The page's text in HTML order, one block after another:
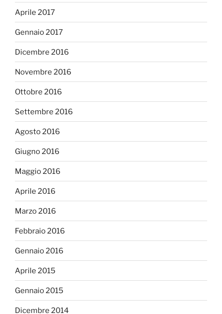
Aprile 2017
Gennaio 2017
Dicembre 2016
Novembre 2016
Ottobre 2016
Settembre 2016
Agosto 2016
Giugno 2016
Maggio 2016
Aprile 2016
Marzo 2016
Febbraio 2016
Gennaio 2016
Aprile 2015
Gennaio 2015
Dicembre 2014